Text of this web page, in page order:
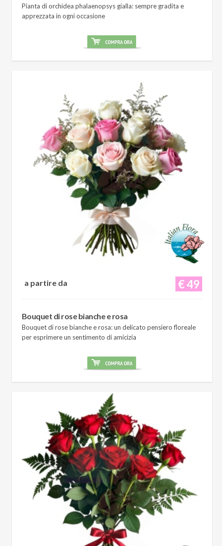
Pianta di orchidea phalaenopsys gialla: sempre gradita e
apprezzata in ogni occasione
€ 49
a partire da
Bouquet di rose bianche e rosa
Bouquet di rose bianche e rosa: un delicato pensiero floreale
per esprimere un sentimento di amicizia